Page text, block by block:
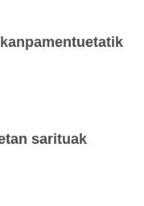
sarituak